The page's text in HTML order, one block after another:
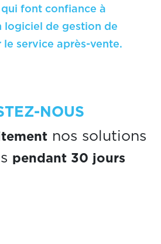
qui font confiance à
logiciel de gestion de
service après-vente.
NOUS
nos solutions
pendant 30 jours